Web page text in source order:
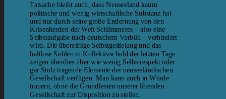
Tatsache bleibt auch, dass Neuseeland kaum
politische und wenig wirtschaftliche Substanz hat
und nur durch seine große Entfernung von den
Krisenherden der Welt Schlimmeres – also eine
Selbstaufgabe nach deutschem Vorbild – verhindert
wird. Die übereifrige Selbstgeißelung und das
haltlose Suhlen in Kollektivschuld der letzten Tage
zeigen überdies über wie wenig Selbstrespekt oder
gar Stolz tragende Elemente der neuseeländischen
Gesellschaft verfügen. Man kann auch in Würde
trauern, ohne die Grundfesten unserer liberalen
Gesellschaft zur Disposition zu stellen.